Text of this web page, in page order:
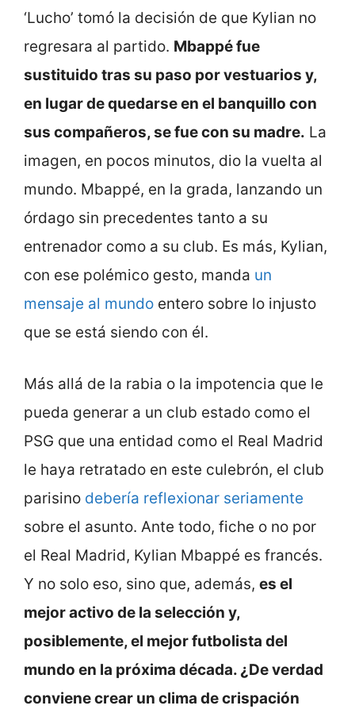
‘Lucho’ tomó la decisión de que Kylian no
regresara al partido. Mbappé fue
sustituido tras su paso por vestuarios y,
en lugar de quedarse en el banquillo con
sus compañeros, se fue con su madre. La
imagen, en pocos minutos, dio la vuelta al
mundo. Mbappé, en la grada, lanzando un
órdago sin precedentes tanto a su
entrenador como a su club. Es más, Kylian,
con ese polémico gesto, manda un
mensaje al mundo entero sobre lo injusto
que se está siendo con él.
Más allá de la rabia o la impotencia que le
pueda generar a un club estado como el
PSG que una entidad como el Real Madrid
le haya retratado en este culebrón, el club
parisino debería reflexionar seriamente
sobre el asunto. Ante todo, fiche o no por
el Real Madrid, Kylian Mbappé es francés.
Y no solo eso, sino que, además, es el
mejor activo de la selección y,
posiblemente, el mejor futbolista del
mundo en la próxima década. ¿De verdad
conviene crear un clima de crispación